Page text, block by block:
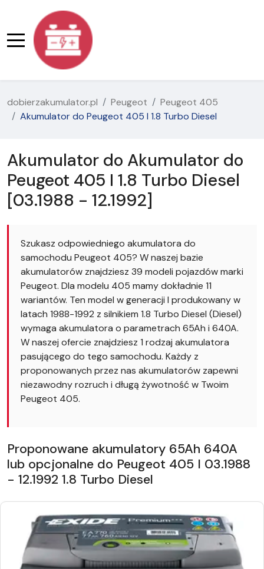
dobierzakumulator.pl Peugeot
Peugeot 405
Akumulator do Peugeot 405 I 1.8 Turbo Diesel
Akumulator do Akumulator do
Peugeot 405 I 1.8 Turbo Diesel
[03.1988 - 12.1992]
Szukasz odpowiedniego akumulatora do
samochodu Peugeot 405? W naszej bazie
akumulatorów znajdziesz 39 modeli pojazdów marki
Peugeot. Dla modelu 405 mamy dokładnie 11
wariantów. Ten model w generacji I produkowany w
latach 1988-1992 z silnikiem 1.8 Turbo Diesel (Diesel)
wymaga akumulatora o parametrach 65Ah i 640A.
W naszej ofercie znajdziesz 1 rodzaj akumulatora
pasującego do tego samochodu. Każdy z
proponowanych przez nas akumulatorów zapewni
niezawodny rozruch i długą żywotność w Twoim
Peugeot 405.
Proponowane akumulatory 65Ah 640A
lub opcjonalne do Peugeot 405 I 03.1988
- 12.1992 1.8 Turbo Diesel